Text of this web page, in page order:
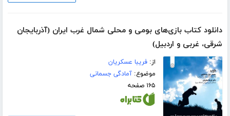
دانلود کتاب بازی‌های بومی و محلی شمال غرب ایران (آذربایجان
شرقی، غربی و اردبیل)
از:فریبا عسکریان
موضوع:آمادگی جسمانی
۱۶۵ صفحه